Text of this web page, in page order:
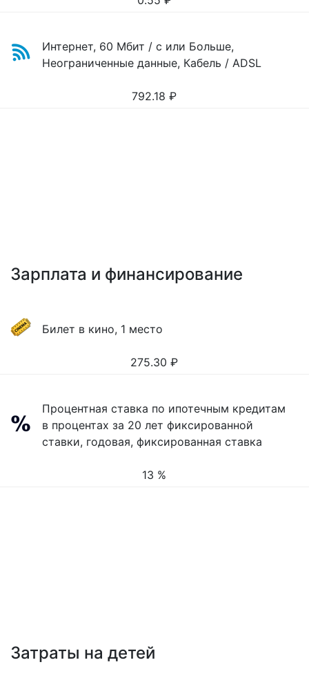
Интернет, 60 Мбит / с или Больше,
Неограниченные данные, Кабель / ADSL
792.18 ₽
Зарплата и финансирование
Билет в кино, 1 место
275.30 ₽
Процентная ставка по ипотечным кредитам
в процентах за 20 лет фиксированной
ставки, годовая, фиксированная ставка
13 %
Затраты на детей